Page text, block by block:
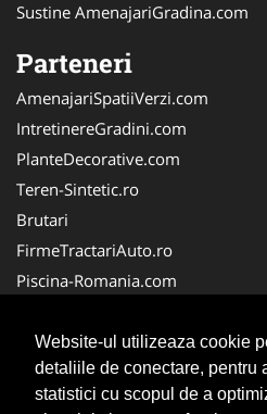
Website-ul utilizeaza cookie
detaliile de conectare, pentru
statistici cu scopul de a
Sustine AmenajariGradina.com
Parteneri
AmenajariSpatiiVerzi.com
IntretinereGradini.com
PlanteDecorative.com
Teren-Sintetic.ro
Brutari
FirmeTractariAuto.ro
Piscina-Romania.com
Curatenie-Generala.com
Alpinist-Utilitar.com
FirmeDeCuratenie.ro